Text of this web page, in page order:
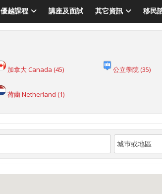
優越課程 講座及面試 其它資訊 移民
加拿大 Canada (45) 公立學院(35)
荷蘭 Netherland (1)